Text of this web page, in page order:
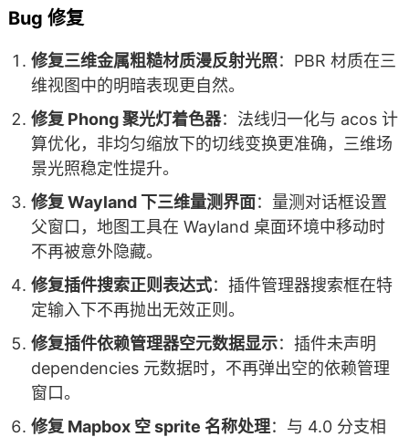
Bug 修复
修复三维金属粗糙材质漫反射光照：PBR 材质在三
维视图中的明暗表现更自然。
修复 Phong 聚光灯着色器：法线归一化与 acos 计
算优化，非均匀缩放下的切线变换更准确，三维场
景光照稳定性提升。
修复 Wayland 下三维量测界面：量测对话框设置
父窗口，地图工具在 Wayland 桌面环境中移动时
不再被意外隐藏。
修复插件搜索正则表达式：插件管理器搜索框在特
定输入下不再抛出无效正则。
修复插件依赖管理器空元数据显示：插件未声明
dependencies 元数据时，不再弹出空的依赖管理
窗口。
修复 Mapbox 空 sprite 名称处理：与 4.0 分支相